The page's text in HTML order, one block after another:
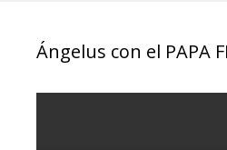
Ángelus con el PAPA